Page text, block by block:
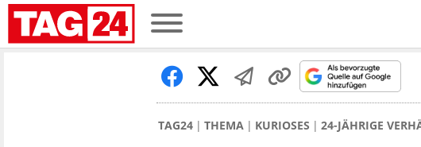
TAG24 THEMA KURIOSES 24-JÄHRIGE